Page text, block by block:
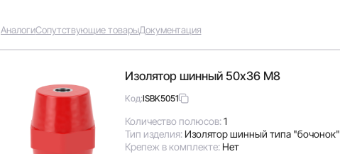
АналогиСопутствующие товарыДокументация
Изолятор шинный 50х36 М8
Код:ISBK5051
Количество полюсов:1
Тип изделия: Изолятор шинный типа "бочонок"
Крепеж в комплекте: Нет